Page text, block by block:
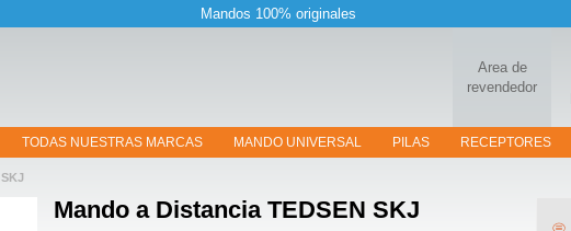
Mandos 100% originales
Area de
revendedor
TODAS NUESTRAS MARCAS MANDO UNIVERSAL PILAS RECEPTORES
SKJ
Mando a DistanciaTEDSEN SKJ